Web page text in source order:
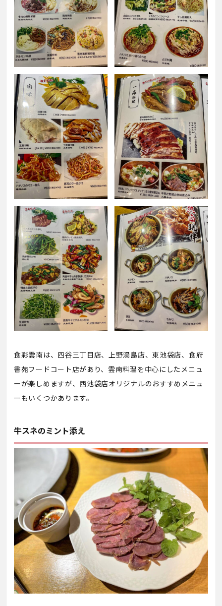
食彩雲南は、四谷三丁目店、上野湯島店、東池袋店、食府
書苑フードコート店があり、雲南料理を中心にしたメニュ
ーが楽しめますが、西池袋店オリジナルのおすすめメニュ
ーもいくつかあります。
牛スネのミント添え